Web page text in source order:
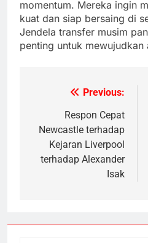
momentum. Mereka ingin
kuat dan siap bersaing di
Jendela transfer musim
penting untuk mewujudkan
navigation
Previous:
Respon Cepat
Newcastle terhadap
Kejaran Liverpool
terhadap Alexander
Isak